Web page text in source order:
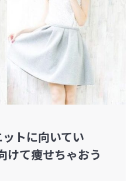
トに向いてい
けて痩せちゃおう